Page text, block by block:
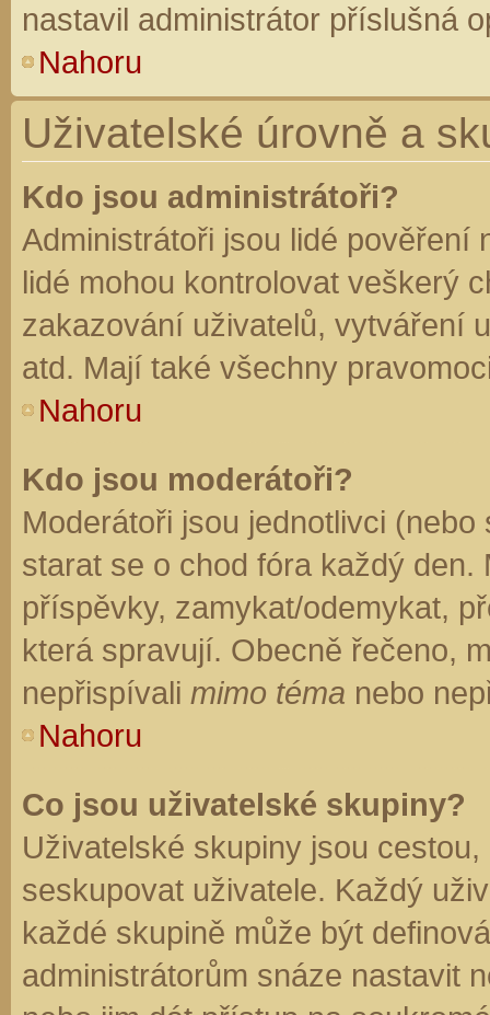
nastavil administrátor příslušná
Nahoru
Uživatelské úrovně a
Kdo jsou administrátoři?
Administrátoři jsou lidé pověření
lidé mohou kontrolovat veškerý
zakazování uživatelů, vytváření
atd. Mají také všechny
Nahoru
Kdo jsou moderátoři?
Moderátoři jsou jednotlivci
starat se o chod fóra každý
příspěvky, zamykat/odemykat,
která spravují. Obecně řečeno,
nepřispívali mimo téma nebo
Nahoru
Co jsou uživatelské skupiny?
Uživatelské skupiny jsou
seskupovat uživatele. Každý
každé skupině může být
administrátorům snáze nastavit